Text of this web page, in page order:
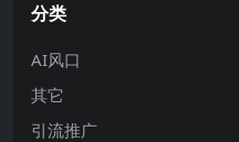
分类
AI风口
其它
引流推广